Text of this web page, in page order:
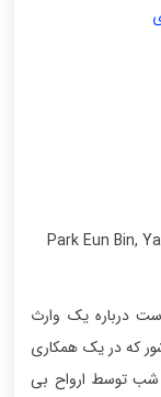
,
درباره یک وارث
که در یک همکاری
شب توسط ارواح بی